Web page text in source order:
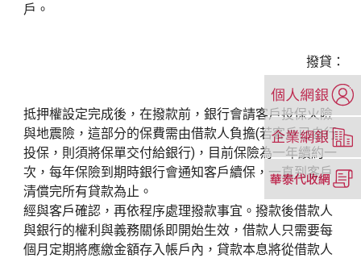
戶。
撥貸：
抵押權設定完成後，在撥款前，銀行會請客戶投保火險
與地震險，這部分的保費需由借款人負擔(若客戶已自行
投保，則須將保單交付給銀行)，目前保險為一年續約一
次，每年保險到期時銀行會通知客戶續保，一直到客戶
清償完所有貸款為止。
經與客戶確認，再依程序處理撥款事宜。撥款後借款人
與銀行的權利與義務關係即開始生效，借款人只需要每
個月定期將應繳金額存入帳戶內，貸款本息將從借款人
開
新
視
窗）
（另
開
新
視
窗）
（另
開
新
視
窗）